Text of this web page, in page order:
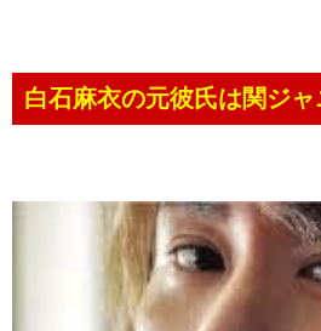
白石麻衣の元彼氏は関ジャ